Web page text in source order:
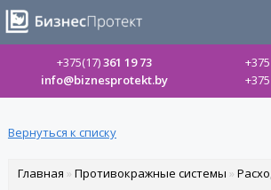
+375(17)361 19 73
info@biznesprotekt.by
Вернуться к списку
Главная » Противокражные системы »